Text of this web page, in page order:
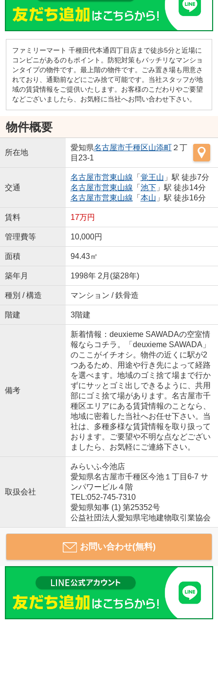
ファミリーマート 千種田代本通四丁目店まで徒歩5分と近場に
コンビニがあるのもポイント。防犯対策もバッチリなマンショ
ンタイプの物件です。最上階の物件です。ごみ置き場も用意さ
れており、通勤前などにごみ捨て可能です。当社スタッフが地
域の賃貸情報をご提供いたします。お客様のこだわりやご要望
などございましたら、お気軽に当社へお問い合わせ下さい。
物件概要
所在地
愛知県名古屋市千種区山添町２丁
目23-1
交通
名古屋市営東山線 「 覚王山 」駅 徒歩7分
名古屋市営東山線 「 池下」駅 徒歩14分
名古屋市営東山線 「 本山 」駅 徒歩16分
賃料 17万円
管理費等 10,000円
面積 94.43㎡
築年月 1998年 2月(築28年)
種別 / 構造 マンション / 鉄骨造
階建 3階建
備考
新着情報：deuxieme SAWADAの空室情
報ならコチラ。「deuxieme SAWADA」
のここがイチオシ。物件の近くに駅が2
つあるため、用途や行き先によって経路
を選べます。地域のゴミ捨て場まで行か
ずにサッとゴミ出しできるように、共用
部にゴミ捨て場があります。名古屋市千
種区エリアにある賃貸情報のことなら、
地域に密着した当社へお任せ下さい。当
社は、多種多様な賃貸情報を取り扱って
おります。ご要望や不明な点などござい
ましたら、お気軽にご連絡下さい。
取扱会社
みらいふ今池店
愛知県名古屋市千種区今池１丁目6-7 サ
ンパワービル４階
TEL:052-745-7310
愛知県知事 (1) 第25352号
公益社団法人愛知県宅地建物取引業協会
お問い合わせ(無料)